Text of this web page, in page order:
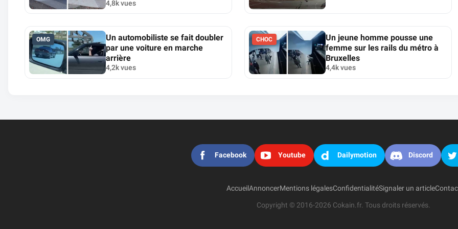
4,8k vues
OMG
Un automobiliste se fait doubler
par une voiture en marche
arrière
4,2k vues
CHOC
Un jeune homme pousse une
femme sur les rails du métro à
Bruxelles
4,4k vues
Facebook Youtube Dailymotion Discord
AccueilAnnoncerMentions légalesConfidentialitéSignaler un article
Copyright © 2016-2026 Cokain.fr. Tous droits réservés.